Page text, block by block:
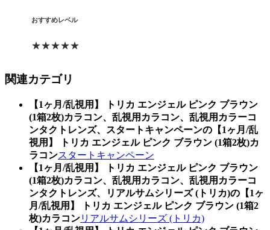
おすすめレベル
★★★★★
関連カテゴリ
【1ヶ月/乱視用】 トリカ エンジェル ピンク ブラウン
(1箱2枚)カラコン、乱視用カラコン、乱視用カラーコ
ンタクトレンズ、スタートキャンペーンの【1ヶ月/乱
視用】 トリカ エンジェル ピンク ブラウン (1箱2枚)カ
ラコンスタートキャンペーン
【1ヶ月/乱視用】 トリカ エンジェル ピンク ブラウン
(1箱2枚)カラコン、乱視用カラコン、乱視用カラーコ
ンタクトレンズ、リアルサムシリーズ (トリカ)の【1ヶ
月/乱視用】 トリカ エンジェル ピンク ブラウン (1箱2
枚)カラコンリアルサムシリーズ (トリカ)